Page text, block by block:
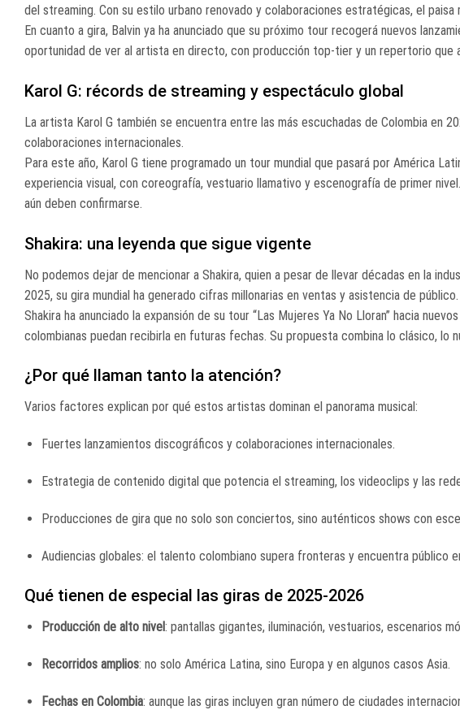
del streaming. Con su estilo urbano renovado y colaboraciones estratégicas, el paisa
En cuanto a gira, Balvin ya ha anunciado que su próximo tour recogerá nuevos
oportunidad de ver al artista en directo, con producción top-tier y un repertorio que
Karol G: récords de streaming y espectáculo global
La artista Karol G también se encuentra entre las más escuchadas de Colombia en
colaboraciones internacionales.
Para este año, Karol G tiene programado un tour mundial que pasará por América
experiencia visual, con coreografía, vestuario llamativo y escenografía de primer
aún deben confirmarse.
Shakira: una leyenda que sigue vigente
No podemos dejar de mencionar a Shakira, quien a pesar de llevar décadas en la
2025, su gira mundial ha generado cifras millonarias en ventas y asistencia de público.
Shakira ha anunciado la expansión de su tour “Las Mujeres Ya No Lloran” hacia
colombianas puedan recibirla en futuras fechas. Su propuesta combina lo clásico, lo
¿Por qué llaman tanto la atención?
Varios factores explican por qué estos artistas dominan el panorama musical:
Fuertes lanzamientos discográficos y colaboraciones internacionales.
Estrategia de contenido digital que potencia el streaming, los videoclips y las
Producciones de gira que no solo son conciertos, sino auténticos shows con
Audiencias globales: el talento colombiano supera fronteras y encuentra público
Qué tienen de especial las giras de 2025-2026
Producción de alto nivel: pantallas gigantes, iluminación, vestuarios, escenarios
Recorridos amplios: no solo América Latina, sino Europa y en algunos casos Asia.
Fechas en Colombia: aunque las giras incluyen gran número de ciudades